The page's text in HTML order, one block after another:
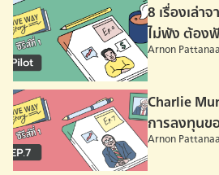
8 เรื่องเล่า
ไม่พัง ต้อง
Pilot
Arnon
Charlie
การลงทุนข
Episode 07
Arnon